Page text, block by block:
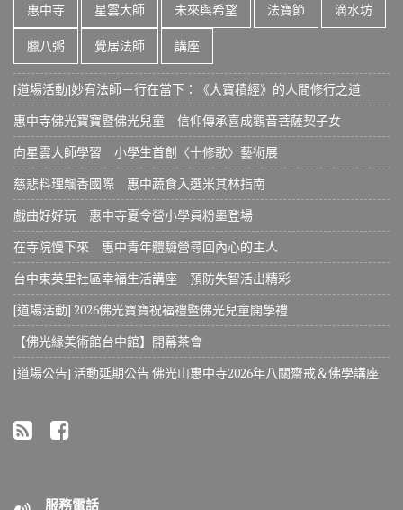
惠中寺 星雲大師 未來與希望 法寶節 滴水坊
臘八粥 覺居法師 講座
[道場活動]妙宥法師－行在當下：《大寶積經》的人間修行之道
惠中寺佛光寶寶暨佛光兒童 信仰傳承喜成觀音菩薩契子女
向星雲大師學習 小學生首創〈十修歌〉藝術展
慈悲料理飄香國際 惠中蔬食入選米其林指南
戲曲好好玩 惠中寺夏令營小學員粉墨登場
在寺院慢下來 惠中青年體驗營尋回內心的主人
台中東英里社區幸福生活講座 預防失智活出精彩
[道場活動] 2026佛光寶寶祝福禮暨佛光兒童開學禮
【佛光緣美術館台中館】開幕茶會
[道場公告] 活動延期公告 佛光山惠中寺2026年八關齋戒＆佛學講座
服務電話